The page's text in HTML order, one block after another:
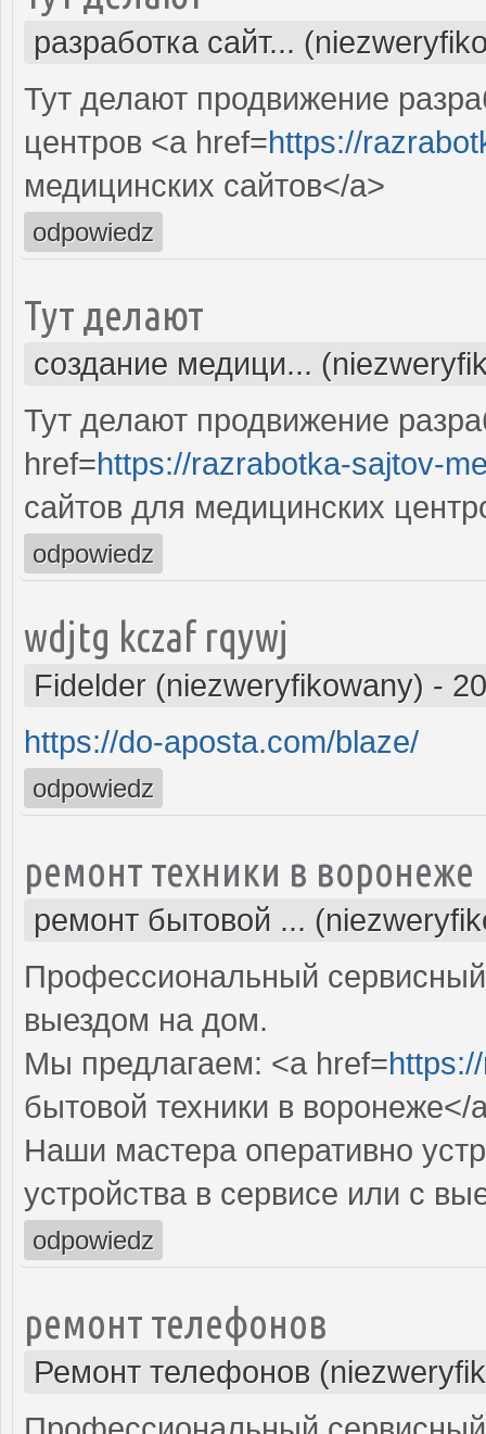
разработка сайт...
Тут делают продвижение
центров <a href=https://
медицинских сайтов</a>
odpowiedz
Тут делают
создание медици...
Тут делают продвижение
href=https://razrabotka-sajtov-
сайтов для медицинских
odpowiedz
wdjtg kczaf rqywj
Fidelder (niezweryfikowany) -
https://do-aposta.com/blaze/
odpowiedz
ремонт техники в воронеже
ремонт бытовой ...
Профессиональный
выездом на дом.
Мы предлагаем: <a href=
бытовой техники в воронеже</
Наши мастера оперативно
устройства в сервисе или с
odpowiedz
ремонт телефонов
Ремонт телефонов